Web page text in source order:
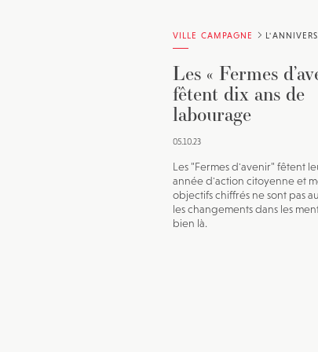
VILLE CAMPAGNE
Les « Fermes
fêtent dix ans de
labourage
05.10.23
Les "Fermes d'avenir" fêtent
année d'action citoyenne et
objectifs chiffrés ne sont pas
les changements dans les
bien là.